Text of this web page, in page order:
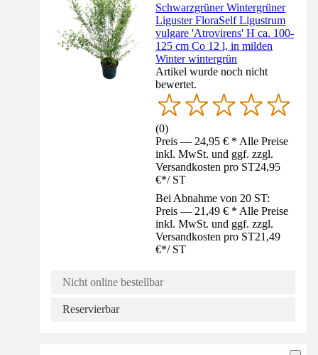
Schwarzgrüner Wintergrüner
Liguster FloraSelf Ligustrum
vulgare 'Atrovirens' H ca. 100-
125 cm Co 12 l, in milden
Winter wintergrün
Artikel wurde noch nicht
bewertet.
(0)
Preis — 24,95 € * Alle Preise
inkl. MwSt. und ggf. zzgl.
Versandkosten pro ST24,95
€*/ ST
Bei Abnahme von 20 ST:
Preis — 21,49 € * Alle Preise
inkl. MwSt. und ggf. zzgl.
Versandkosten pro ST21,49
€*/ ST
Nicht online bestellbar
Reservierbar